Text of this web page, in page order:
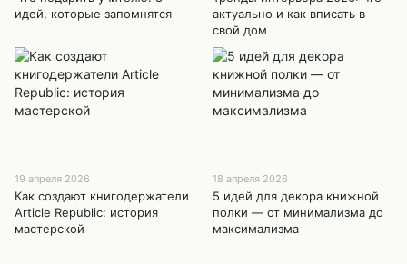
идей, которые запомнятся
актуально и как вписать в
свой дом
19 апреля 2026
Как создают книгодержатели
Article Republic: история
мастерской
18 апреля 2026
5 идей для декора книжной
полки — от минимализма до
максимализма